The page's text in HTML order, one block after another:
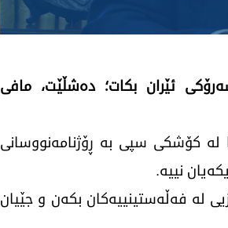
ئێران بكات؛ ده‌شڵێت، مافی
ئه‌مه‌ریكا له‌ كۆشكی سپی به‌ ڕۆژنامه‌نووسانی
نییه‌.
له‌ فه‌ڵه‌ستینییه‌كان بكه‌ن و جێیان